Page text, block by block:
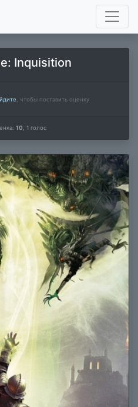
Inquisition
, чтобы поставить оценку
10 1 голос